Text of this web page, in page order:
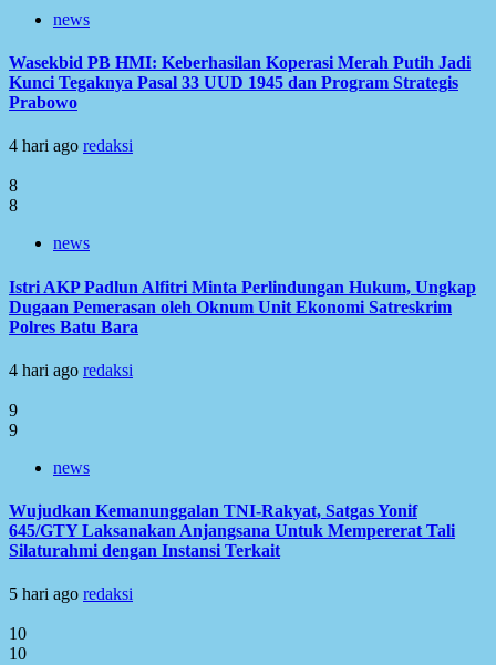
news
Wasekbid PB HMI: Keberhasilan Koperasi Merah Putih Jadi
Kunci Tegaknya Pasal 33 UUD 1945 dan Program Strategis
Prabowo
4 hari ago redaksi
8
8
news
Istri AKP Padlun Alfitri Minta Perlindungan Hukum, Ungkap
Dugaan Pemerasan oleh Oknum Unit Ekonomi Satreskrim
Polres Batu Bara
4 hari ago redaksi
9
9
news
Wujudkan Kemanunggalan TNI-Rakyat, Satgas Yonif
645/GTY Laksanakan Anjangsana Untuk Mempererat Tali
Silaturahmi dengan Instansi Terkait
5 hari ago redaksi
10
10